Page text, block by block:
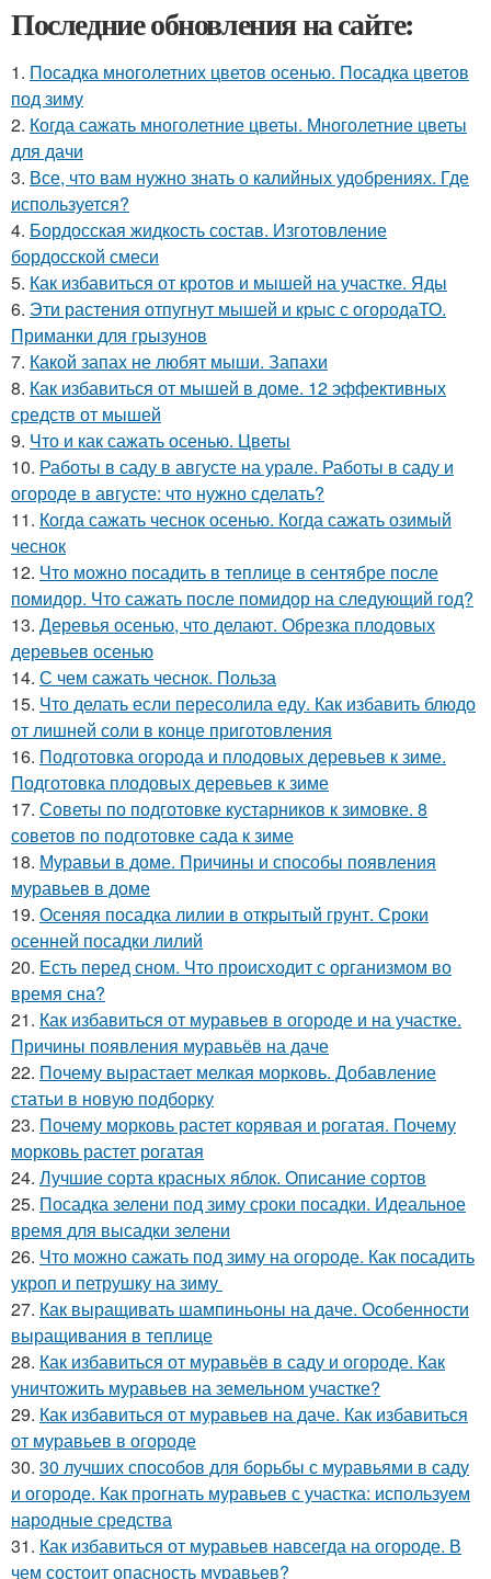
Последние обновления на сайте:
1. Посадка многолетних цветов осенью. Посадка цветов
под зиму
2. Когда сажать многолетние цветы. Многолетние цветы
для дачи
3. Все, что вам нужно знать о калийных удобрениях. Где
используется?
4. Бордосская жидкость состав. Изготовление
бордосской смеси
5. Как избавиться от кротов и мышей на участке. Яды
6. Эти растения отпугнут мышей и крыс с огородаТО.
Приманки для грызунов
7. Какой запах не любят мыши. Запахи
8. Как избавиться от мышей в доме. 12 эффективных
средств от мышей
9. Что и как сажать осенью. Цветы
10. Работы в саду в августе на урале. Работы в саду и
огороде в августе: что нужно сделать?
11. Когда сажать чеснок осенью. Когда сажать озимый
чеснок
12. Что можно посадить в теплице в сентябре после
помидор. Что сажать после помидор на следующий год?
13. Деревья осенью, что делают. Обрезка плодовых
деревьев осенью
14. С чем сажать чеснок. Польза
15. Что делать если пересолила еду. Как избавить блюдо
от лишней соли в конце приготовления
16. Подготовка огорода и плодовых деревьев к зиме.
Подготовка плодовых деревьев к зиме
17. Советы по подготовке кустарников к зимовке. 8
советов по подготовке сада к зиме
18. Муравьи в доме. Причины и способы появления
муравьев в доме
19. Осеняя посадка лилии в открытый грунт. Сроки
осенней посадки лилий
20. Есть перед сном. Что происходит с организмом во
время сна?
21. Как избавиться от муравьев в огороде и на участке.
Причины появления муравьёв на даче
22. Почему вырастает мелкая морковь. Добавление
статьи в новую подборку
23. Почему морковь растет корявая и рогатая. Почему
морковь растет рогатая
24. Лучшие сорта красных яблок. Описание сортов
25. Посадка зелени под зиму сроки посадки. Идеальное
время для высадки зелени
26. Что можно сажать под зиму на огороде. Как посадить
укроп и петрушку на зиму
27. Как выращивать шампиньоны на даче. Особенности
выращивания в теплице
28. Как избавиться от муравьёв в саду и огороде. Как
уничтожить муравьев на земельном участке?
29. Как избавиться от муравьев на даче. Как избавиться
от муравьев в огороде
30. 30 лучших способов для борьбы с муравьями в саду
и огороде. Как прогнать муравьев с участка: используем
народные средства
31. Как избавиться от муравьев навсегда на огороде. В
чем состоит опасность муравьев?